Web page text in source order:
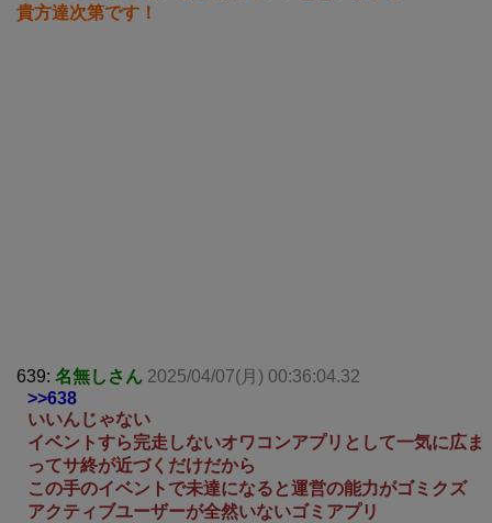
貴方達次第です！
639: 名無しさん 2025/04/07(月) 00:36:04.32
>>638
いいんじゃない
イベントすら完走しないオワコンアプリとして一気に広ま
ってサ終が近づくだけだから
この手のイベントで未達になると運営の能力がゴミクズ
アクティブユーザーが全然いないゴミアプリ